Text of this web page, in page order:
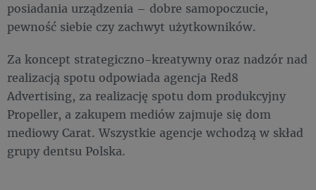
posiadania urządzenia – dobre samopoczucie,
pewność siebie czy zachwyt użytkowników.
Za koncept strategiczno-kreatywny oraz nadzór nad
realizacją spotu odpowiada agencja Red8
Advertising, za realizację spotu dom produkcyjny
Propeller, a zakupem mediów zajmuje się dom
mediowy Carat. Wszystkie agencje wchodzą w skład
grupy dentsu Polska.